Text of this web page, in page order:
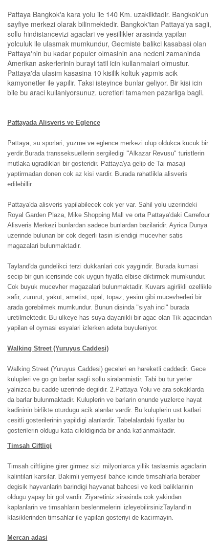
Pattaya Bangkok'a kara yolu ile 140 Km. uzakliktadir. Bangkok'un
sayfiye merkezi olarak bilinmektedir. Bangkok'tan Pattaya'ya sagli,
sollu hindistancevizi agaclari ve yesillikler arasinda yapilan
yolculuk ile ulasmak mumkundur, Gecmiste balikci kasabasi olan
Pattaya'nin bu kadar populer olmasinin ana nedeni zamaninda
Amerikan askerlerinin burayi tatil icin kullanmalari olmustur.
Pattaya'da ulasim kasasina 10 kisilik koltuk yapmis acik
kamyonetler ile yapilir. Taksi isteyince bunlar geliyor. Bir kisi icin
bile bu araci kullaniyorsunuz. ucretleri tamamen pazarliga bagli.
Pattayada Alisveris ve Eglence
Pattaya, su sporlari, yuzme ve eglence merkezi olup oldukca kucuk bir
yerdir.Burada transseksuellerin sergiledigi "Alkazar Revusu" turistlerin
mutlaka ugradiklari bir gosteridir. Pattaya'ya gelip de Tai masaji
yaptirmadan donen cok az kisi vardir. Burada rahatlikla alisveris
edilebillir.
Pattaya'da alisveris yapilabilecek cok yer var. Sahil yolu uzerindeki
Royal Garden Plaza, Mike Shopping Mall ve orta Pattaya'daki Carrefour
Alisveris Merkezi bunlardan sadece bunlardan bazilaridir. Ayrica Dunya
uzerinde bulunan bir cok degerli tasin islendigi mucevher satis
magazalari bulunmaktadir.
Tayland'da gundelikci terzi dukkanlari cok yaygindir. Burada kumasi
secip bir gun icerisinde cok uygun fiyatla elbise diktirmek mumkundur.
Cok buyuk mucevher magazalari bulunmaktadir. Kuvars agirlikli ozellikle
safir, zumrut, yakut, ametist, opal, topaz, yesim gibi mucevherleri bir
arada gorebilmek mumkundur. Bunun disinda "siyah inci" burada
uretilmektedir. Bu ulkeye has suya dayanikli bir agac olan Tik agacindan
yapilan el oymasi esyalari izlerken adeta buyuleniyor.
Walking Street (Yuruyus Caddesi)
Walking Street (Yuruyus Caddesi) geceleri en hareketli caddedir. Gece
kulupleri ve go go barlar sagli sollu siralanmistir. Tabi bu tur yerler
yalnizca bu cadde uzerinde degildir. 2.Pattaya Yolu ve ara sokaklarda
da barlar bulunmaktadir. Kuluplerin ve barlarin onunde yuzlerce hayat
kadininin birlikte oturdugu acik alanlar vardir. Bu kuluplerin ust katlari
cesitli gosterilerinin yapildigi alanlardir. Tabelalardaki fiyatlar bu
gosterilerin oldugu kata cikildiginda bir anda katlanmaktadir.
Timsah Ciftligi
Timsah ciftligine girer girmez sizi milyonlarca yillik taslasmis agaclarin
kalintilari karsilar. Bakimli yemyesil bahce icinde timsahlarla beraber
degisik hayvanlarin barindigi hayvanat bahcesi ve kedi baliklarinin
oldugu yapay bir gol vardir. Ziyaretiniz sirasinda cok yakindan
kaplanlarin ve timsahlarin beslenmelerini izleyebilirsinizTayland'in
klasiklerinden timsahlar ile yapilan gosteriyi de kacirmayin.
Mercan adasi